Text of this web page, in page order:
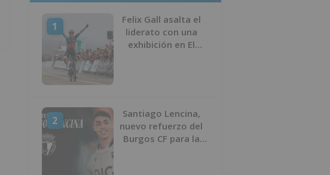
1
Felix Gall asalta el
liderato con una
exhibición en El
2
Santiago Lencina,
nuevo refuerzo del
Burgos CF para la